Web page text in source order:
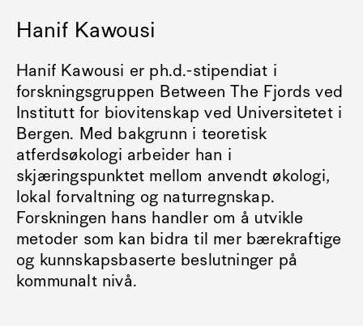
Hanif Kawousi
Hanif Kawousi er ph.d.-stipendiat i
forskningsgruppen Between The Fjords ved
Institutt for biovitenskap ved Universitetet i
Bergen. Med bakgrunn i teoretisk
atferdsøkologi arbeider han i
skjæringspunktet mellom anvendt økologi,
lokal forvaltning og naturregnskap.
Forskningen hans handler om å utvikle
metoder som kan bidra til mer bærekraftige
og kunnskapsbaserte beslutninger på
kommunalt nivå.